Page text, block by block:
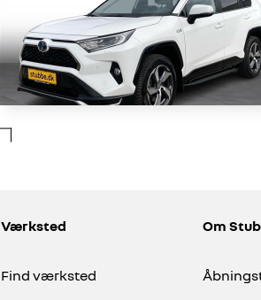
121.000 KM
PLUG-IN HYBRID (BENZIN / EL)
214.460
Værksted
Find værksted
Om